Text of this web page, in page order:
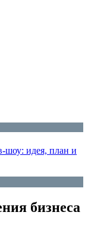
шоу: идея, план и
бизнеса